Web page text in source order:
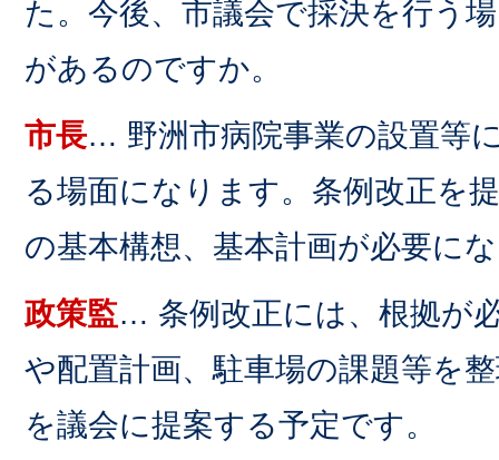
た。今後、市議会で採決を行う
があるのですか。
市長… 野洲市病院事業の設置等
る場面になります。条例改正を
の基本構想、基本計画が必要に
政策監… 条例改正には、根拠が
や配置計画、駐車場の課題等を
を議会に提案する予定です。